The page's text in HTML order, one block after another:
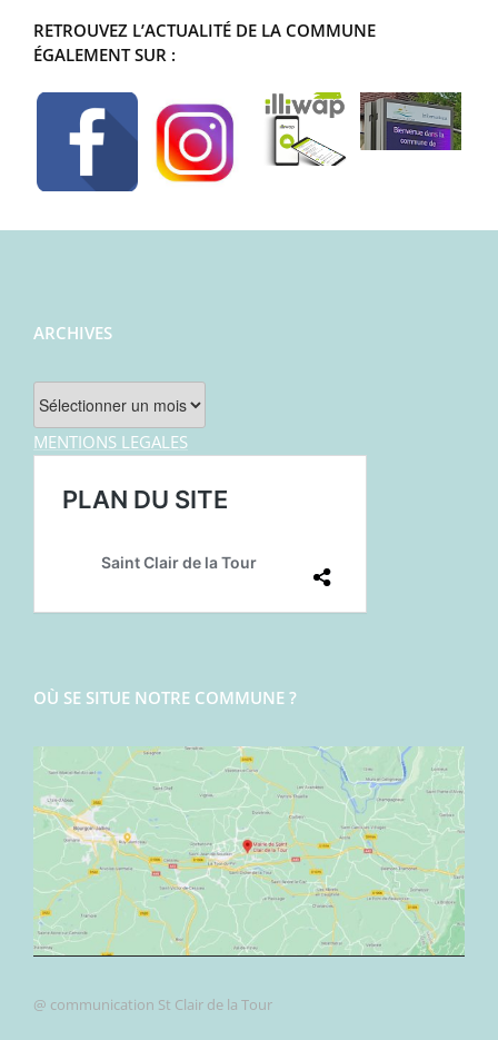
RETROUVEZ L’ACTUALITÉ DE LA COMMUNE
ÉGALEMENT SUR :
ARCHIVES
Archives
MENTIONS LEGALES
OÙ SE SITUE NOTRE COMMUNE ?
@ communication St Clair de la Tour